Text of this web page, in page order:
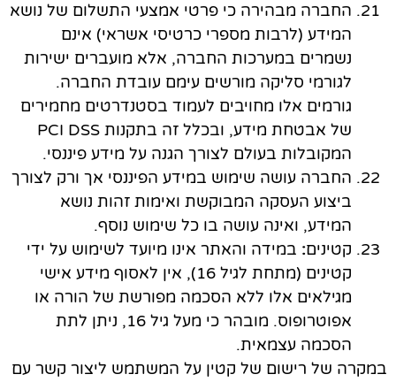
החברה מבהירה כי פרטי אמצעי התשלום של נושא
המידע (לרבות מספרי כרטיסי אשראי) אינם
נשמרים במערכות החברה, אלא מועברים ישירות
לגורמי סליקה מורשים עימם עובדת החברה.
גורמים אלו מחויבים לעמוד בסטנדרטים מחמירים
של אבטחת מידע, ובכלל זה בתקנות PCI DSS
המקובלות בעולם לצורך הגנה על מידע פיננסי.
החברה עושה שימוש במידע הפיננסי אך ורק לצורך
ביצוע העסקה המבוקשת ואימות זהות נושא
המידע, ואינה עושה בו כל שימוש נוסף.
קטינים: במידה והאתר אינו מיועד לשימוש על ידי
קטינים (מתחת לגיל 16), אין לאסוף מידע אישי
מגילאים אלו ללא הסכמה מפורשת של הורה או
אפוטרופוס. מובהר כי מעל גיל 16, ניתן לתת
הסכמה עצמאית.
במקרה של רישום של קטין על המשתמש ליצור קשר עם